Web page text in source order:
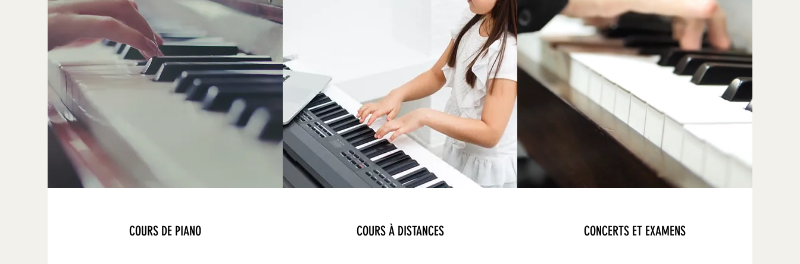
COURS DE PIANO COURS À DISTANCES CONCERTS ET EXAMENS